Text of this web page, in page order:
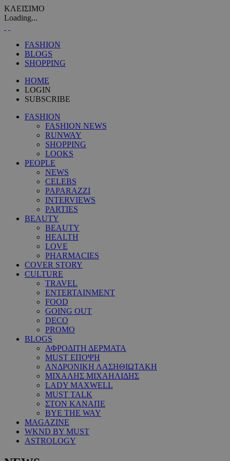
ΚΛΕΙΣΙΜΟ
Loading...
FASHION
BLOGS
SHOPPING
HOME
LOGIN
SUBSCRIBE
FASHION
FASHION NEWS
RUNWAY
SHOPPING
LOOKS
PEOPLE
NEWS
CELEBS
PAPARAZZI
INTERVIEWS
PARTIES
BEAUTY
BEAUTY
HEALTH
LOVE
PHARMACIES
COVER STORY
CULTURE
TRAVEL
ENTERTAINMENT
FOOD
GOING OUT
DECO
PROMO
BLOGS
ΑΦΡΟΔΙΤΗ ΔΕΡΜΑΤΑ
MUST ΕΠΟΨΗ
ΑΝΔΡΟΝΙΚΗ ΛΑΣΗΘΙΩΤΑΚΗ
ΜΙΧΑΛΗΣ ΜΙΧΑΗΛΙΔΗΣ
LADY MAXWELL
MUST TALK
ΣΤΟΝ ΚΑΝΑΠΕ
BYE THE WAY
MAGAZINE
WKND BY MUST
ASTROLOGY